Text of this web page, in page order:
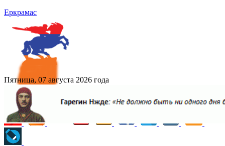
Еркрамас
Пятница, 07 августа 2026 года